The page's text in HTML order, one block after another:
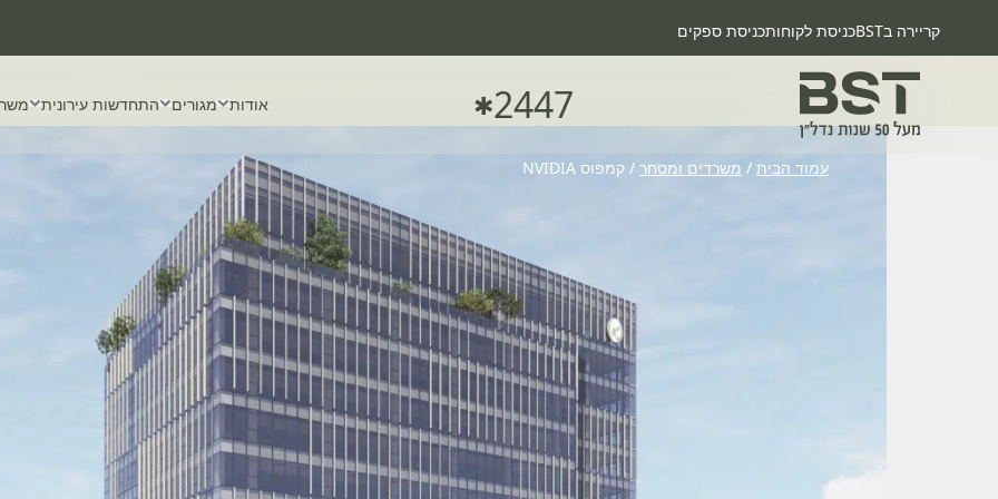
קריירה בBST כניסת לקוחותכניסת ספקים
2447
✱ אודות מגורים התחדשות עירונית
עמוד הבית / משרדים ומסחר / קמפוס NVIDIA